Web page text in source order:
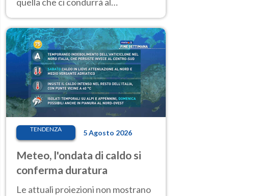
temperature molto elevate
TENDENZA 5 Agosto 2026
Meteo, l'ondata di caldo si
conferma duratura
Le attuali proiezioni non mostrano